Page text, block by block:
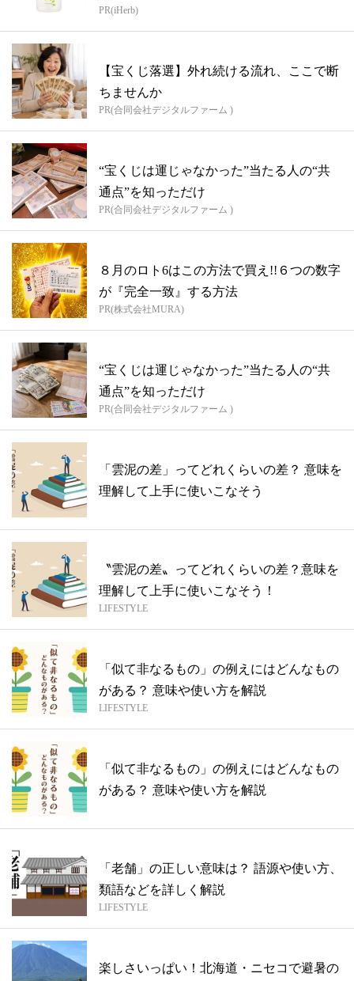
PR(iHerb)
【宝くじ落選】外れ続ける流れ、ここで断
ちませんか
PR(合同会社デジタルファーム )
“宝くじは運じゃなかった”当たる人の“共
通点”を知っただけ
PR(合同会社デジタルファーム )
８月のロト6はこの方法で買え!!６つの数字
が『完全一致』する方法
PR(株式会社MURA)
“宝くじは運じゃなかった”当たる人の“共
通点”を知っただけ
PR(合同会社デジタルファーム )
「雲泥の差」ってどれくらいの差？ 意味を
理解して上手に使いこなそう
〝雲泥の差〟ってどれくらいの差？意味を
理解して上手に使いこなそう！
LIFESTYLE
「似て非なるもの」の例えにはどんなもの
がある？ 意味や使い方を解説
LIFESTYLE
「似て非なるもの」の例えにはどんなもの
がある？ 意味や使い方を解説
「老舗」の正しい意味は？ 語源や使い方、
類語などを詳しく解説
LIFESTYLE
楽しさいっぱい！北海道・ニセコで避暑の